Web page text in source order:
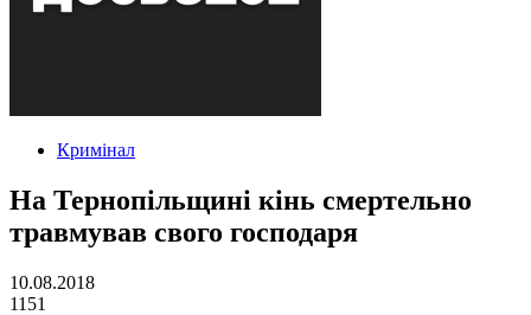
Кримінал
На Тернопільщині кінь смертельно
травмував свого господаря
10.08.2018
1151